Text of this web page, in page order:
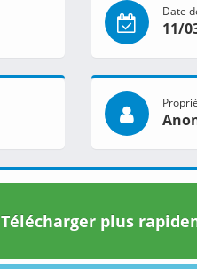
Date
11/
Télécharger plus